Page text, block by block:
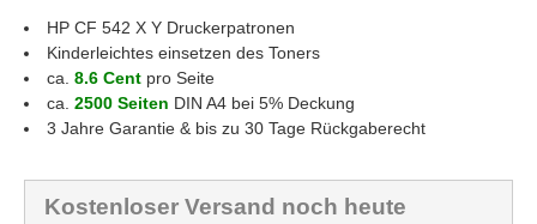
HP CF 542 X Y Druckerpatronen
Kinderleichtes einsetzen des Toners
ca. 8.6 Cent pro Seite
ca. 2500 Seiten DIN A4 bei 5% Deckung
3 Jahre Garantie & bis zu 30 Tage Rückgaberecht
Kostenloser Versand noch heute